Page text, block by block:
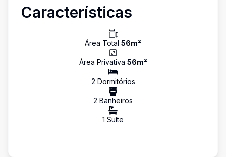
Características
Área Total 56m²
Área Privativa 56m²
2 Dormitórios
2 Banheiros
1 Suíte